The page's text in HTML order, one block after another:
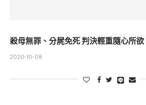
殺母無罪、分屍免死 判決輕重隨心所欲
2020-10-08